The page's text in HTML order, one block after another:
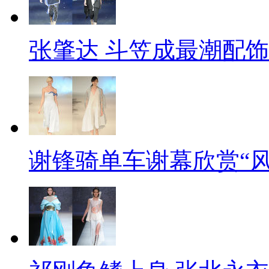
张肇达 斗笠成最潮配
谢锋骑单车谢幕欣赏“